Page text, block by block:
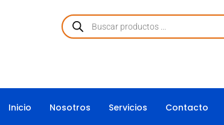
Inicio Nosotros Servicios Contacto